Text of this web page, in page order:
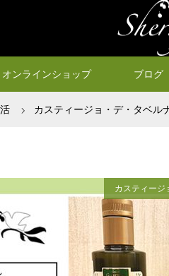
オンラインショップ ブログ
カスティージョ・デ・タベル
カスティージ